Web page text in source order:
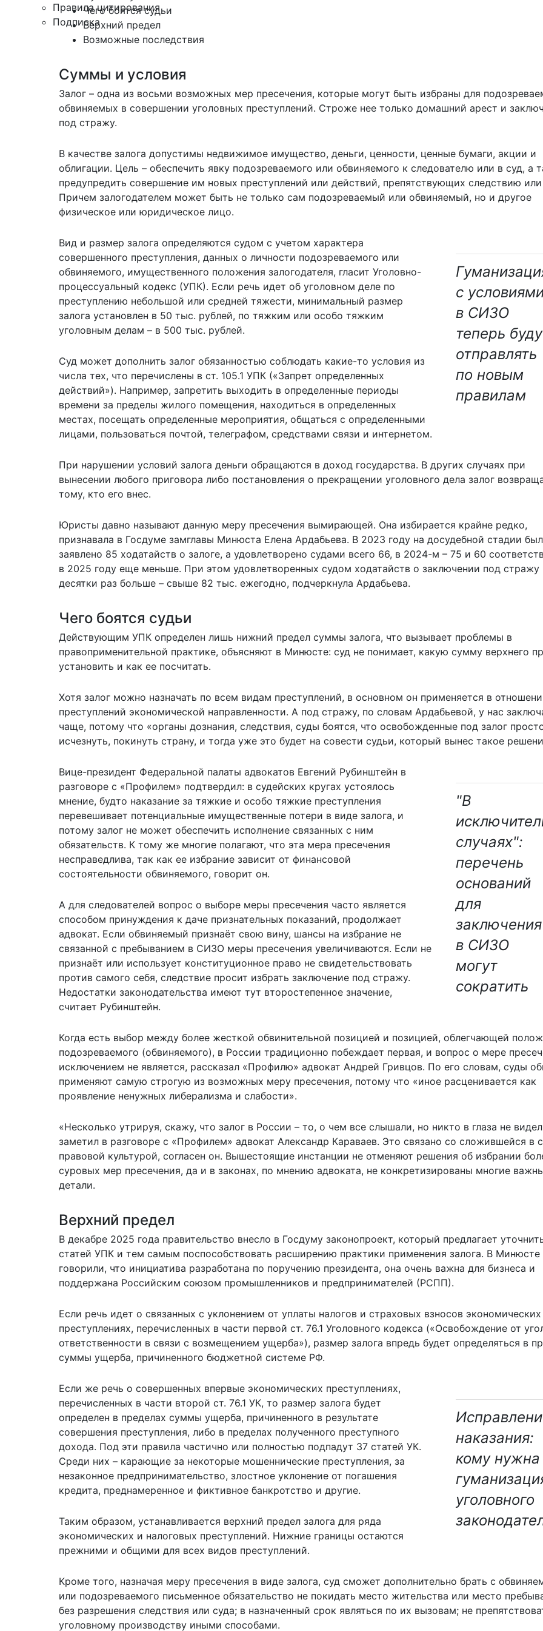
Правила цитирования
Подписка
Чего боятся судьи
Верхний предел
Возможные последствия
Суммы и условия
Залог – одна из восьми возможных мер пресечения, которые могут быть избраны для
обвиняемых в совершении уголовных преступлений. Строже нее только домашний арест и
под стражу.
В качестве залога допустимы недвижимое имущество, деньги, ценности, ценные бумаги, акции и
облигации. Цель – обеспечить явку подозреваемого или обвиняемого к следователю или в суд, а
предупредить совершение им новых преступлений или действий, препятствующих следствию или
Причем залогодателем может быть не только сам подозреваемый или обвиняемый, но и другое
физическое или юридическое лицо.
с
в СИЗО
теперь
отправлять
по новым
правилам
Вид и размер залога определяются судом с учетом характера
совершенного преступления, данных о личности подозреваемого или
обвиняемого, имущественного положения залогодателя, гласит Уголовно-
процессуальный кодекс (УПК). Если речь идет об уголовном деле по
преступлению небольшой или средней тяжести, минимальный размер
залога установлен в 50 тыс. рублей, по тяжким или особо тяжким
уголовным делам – в 500 тыс. рублей.
Суд может дополнить залог обязанностью соблюдать какие-то условия из
числа тех, что перечислены в ст. 105.1 УПК («Запрет определенных
действий»). Например, запретить выходить в определенные периоды
времени за пределы жилого помещения, находиться в определенных
местах, посещать определенные мероприятия, общаться с определенными
лицами, пользоваться почтой, телеграфом, средствами связи и интернетом.
При нарушении условий залога деньги обращаются в доход государства. В других случаях при
вынесении любого приговора либо постановления о прекращении уголовного дела залог
тому, кто его внес.
Юристы давно называют данную меру пресечения вымирающей. Она избирается крайне редко,
признавала в Госдуме замглавы Минюста Елена Ардабьева. В 2023 году на досудебной стадии
заявлено 85 ходатайств о залоге, а удовлетворено судами всего 66, в 2024-м – 75 и 60
в 2025 году еще меньше. При этом удовлетворенных судом ходатайств о заключении под стражу
десятки раз больше – свыше 82 тыс. ежегодно, подчеркнула Ардабьева.
Чего боятся судьи
Действующим УПК определен лишь нижний предел суммы залога, что вызывает проблемы в
правоприменительной практике, объясняют в Минюсте: суд не понимает, какую сумму верхнего
установить и как ее посчитать.
Хотя залог можно назначать по всем видам преступлений, в основном он применяется в
преступлений экономической направленности. А под стражу, по словам Ардабьевой, у нас
чаще, потому что «органы дознания, следствия, суды боятся, что освобожденные под залог
исчезнуть, покинуть страну, и тогда уже это будет на совести судьи, который вынес такое
"В
случаях":
перечень
оснований
для
заключения
в СИЗО
могут
сократить
Вице-президент Федеральной палаты адвокатов Евгений Рубинштейн в
разговоре с «Профилем» подтвердил: в судейских кругах устоялось
мнение, будто наказание за тяжкие и особо тяжкие преступления
перевешивает потенциальные имущественные потери в виде залога, и
потому залог не может обеспечить исполнение связанных с ним
обязательств. К тому же многие полагают, что эта мера пресечения
несправедлива, так как ее избрание зависит от финансовой
состоятельности обвиняемого, говорит он.
А для следователей вопрос о выборе меры пресечения часто является
способом принуждения к даче признательных показаний, продолжает
адвокат. Если обвиняемый признаёт свою вину, шансы на избрание не
связанной с пребыванием в СИЗО меры пресечения увеличиваются. Если не
признаёт или использует конституционное право не свидетельствовать
против самого себя, следствие просит избрать заключение под стражу.
Недостатки законодательства имеют тут второстепенное значение,
считает Рубинштейн.
Когда есть выбор между более жесткой обвинительной позицией и позицией, облегчающей
подозреваемого (обвиняемого), в России традиционно побеждает первая, и вопрос о мере
исключением не является, рассказал «Профилю» адвокат Андрей Гривцов. По его словам, суды
применяют самую строгую из возможных меру пресечения, потому что «иное расценивается как
проявление ненужных либерализма и слабости».
«Несколько утрируя, скажу, что залог в России – то, о чем все слышали, но никто в глаза не
заметил в разговоре с «Профилем» адвокат Александр Караваев. Это связано со сложившейся в
правовой культурой, согласен он. Вышестоящие инстанции не отменяют решения об избрании
суровых мер пресечения, да и в законах, по мнению адвоката, не конкретизированы многие
детали.
Верхний предел
В декабре 2025 года правительство внесло в Госдуму законопроект, который предлагает
статей УПК и тем самым поспособствовать расширению практики применения залога. В Минюсте
говорили, что инициатива разработана по поручению президента, она очень важна для бизнеса и
поддержана Российским союзом промышленников и предпринимателей (РСПП).
Если речь идет о связанных с уклонением от уплаты налогов и страховых взносов экономических
преступлениях, перечисленных в части первой ст. 76.1 Уголовного кодекса («Освобождение от
ответственности в связи с возмещением ущерба»), размер залога впредь будет определяться в
суммы ущерба, причиненного бюджетной системе РФ.
наказания:
кому нужна
уголовного
Если же речь о совершенных впервые экономических преступлениях,
перечисленных в части второй ст. 76.1 УК, то размер залога будет
определен в пределах суммы ущерба, причиненного в результате
совершения преступления, либо в пределах полученного преступного
дохода. Под эти правила частично или полностью подпадут 37 статей УК.
Среди них – карающие за некоторые мошеннические преступления, за
незаконное предпринимательство, злостное уклонение от погашения
кредита, преднамеренное и фиктивное банкротство и другие.
Таким образом, устанавливается верхний предел залога для ряда
экономических и налоговых преступлений. Нижние границы остаются
прежними и общими для всех видов преступлений.
Кроме того, назначая меру пресечения в виде залога, суд сможет дополнительно брать с
или подозреваемого письменное обязательство не покидать место жительства или место
без разрешения следствия или суда; в назначенный срок являться по их вызовам; не
уголовному производству иными способами.